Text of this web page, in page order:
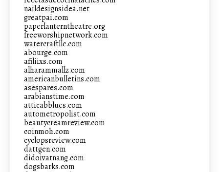
naildesignsidea.net
greatpai.com
paperlanterntheatre.org
freeworshipnetwork.com
watercraftllc.com
abourge.com
afiliixs.com
alharammallz.com
americanbulletins.com
asespares.com
arabianstime.com
atticabblues.com
autometropolist.com
beautycreamreview.com
coinmoh.com
cyclopsreview.com
dattgen.com
didoivatnang.com
dogsbarks.com